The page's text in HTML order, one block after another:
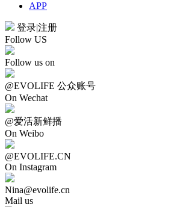
APP
登录|注册
Follow US
Follow us on
@EVOLIFE 公众账号
On Wechat
@爱活新鲜播
On Weibo
@EVOLIFE.CN
On Instagram
Nina@evolife.cn
Mail us